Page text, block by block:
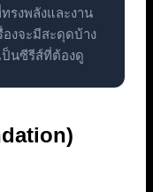
รงพลังและงาน
องจะมีสะดุดบ้าง
ป็นซีรีส์ที่ต้องดู